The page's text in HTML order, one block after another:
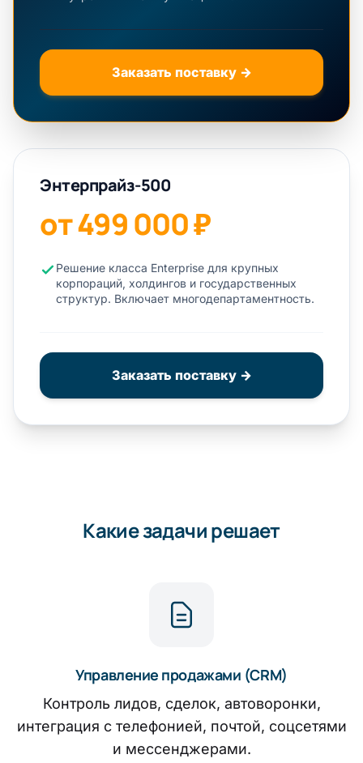
Заказать поставку →
Энтерпрайз-500
от 499 000 ₽
Решение класса Enterprise для крупных
корпораций, холдингов и государственных
структур. Включает многодепартаментность.
Заказать поставку →
Какие задачи решает
Управление продажами (CRM)
Контроль лидов, сделок, автоворонки,
интеграция с телефонией, почтой, соцсетями
и мессенджерами.